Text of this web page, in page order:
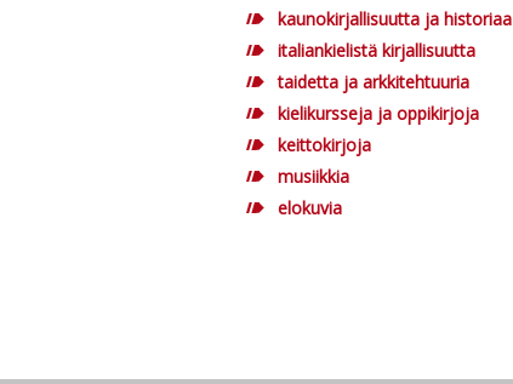
kaunokirjallisuutta ja historiaa
italiankielistä kirjallisuutta
taidetta ja arkkitehtuuria
kielikursseja ja oppikirjoja
keittokirjoja
musiikkia
elokuvia